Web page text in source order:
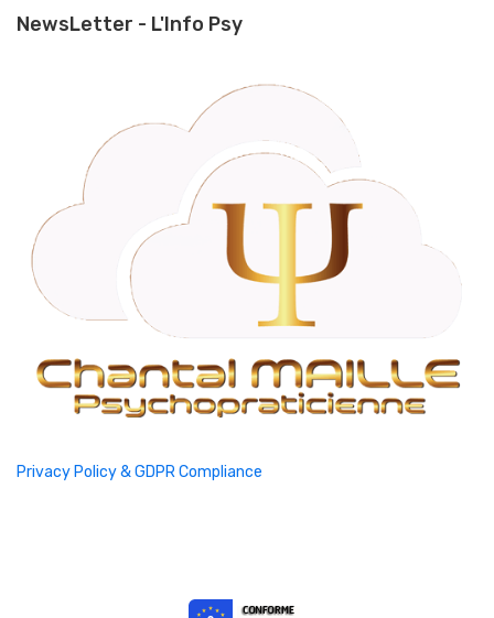
NewsLetter - L'Info Psy
Privacy Policy & GDPR Compliance